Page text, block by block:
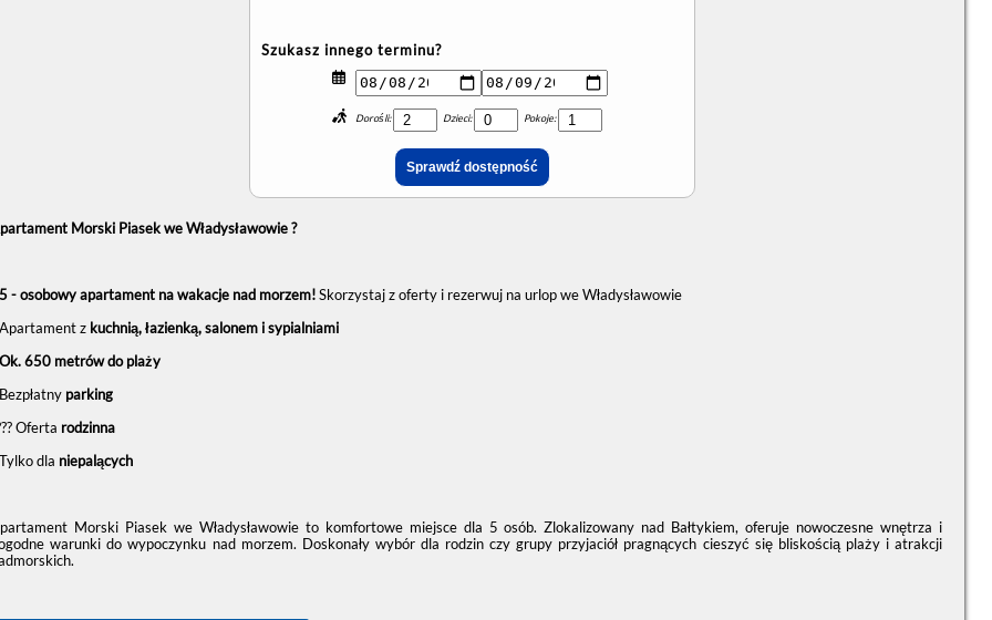
Szukasz innego terminu?
Dorośli: Dzieci: Pokoje:
Morski Piasek we Władysławowie ?
- osobowy apartament na wakacje nad morzem!Skorzystaj z oferty i rezerwuj na urlop we Władysławowie
z kuchnią, łazienką, salonem i sypialniami
650 metrów do plaży
parking
Oferta rodzinna
dla niepalących
Morski Piasek we Władysławowie to komfortowe miejsce dla 5 osób. Zlokalizowany nad Bałtykiem, oferuje nowoczesne wnętrza i
warunki do wypoczynku nad morzem. Doskonały wybór dla rodzin czy grupy przyjaciół pragnących cieszyć się bliskością plaży i atrakcji